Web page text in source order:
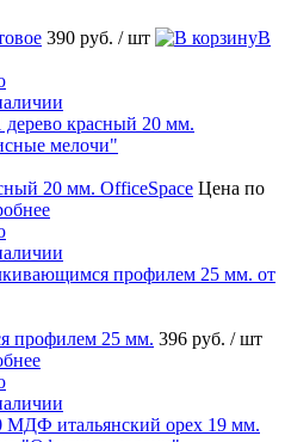
390 руб. / шт
В
20 мм. OfficeSpace Цена по
профилем 25 мм. 396 руб. / шт